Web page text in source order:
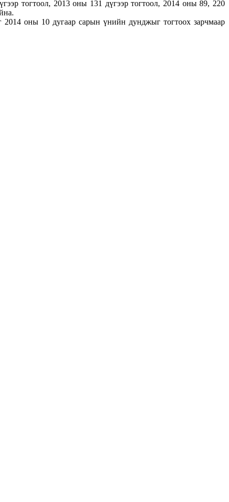
тогтоол, 2013 оны 131 дүгээр тогтоол, 2014 оны 89, 220
2014 оны 10 дугаар сарын үнийн дунджыг тогтоох зарчмаар